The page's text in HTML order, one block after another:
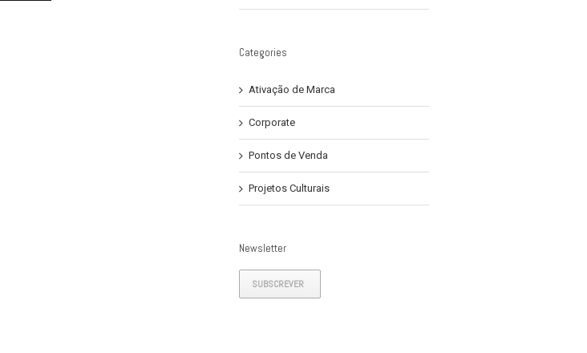
Categories
Ativação de Marca
Corporate
Pontos de Venda
Projetos Culturais
Newsletter
SUBSCREVER